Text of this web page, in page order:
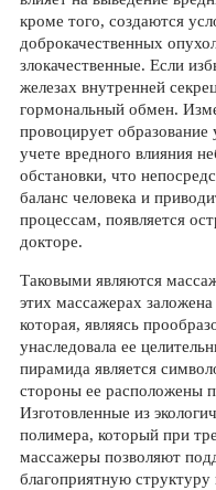
кроме того, создаются
доброкачественных
злокачественные. Если
железах внутренней
гормональный обмен.
провоцирует
учете вредного влияния
обстановки, что
баланс человека и
процессам, появляется
докторе.
Таковыми являются
этих массажерах
которая, являясь
унаследовала ее
пирамида является
стороны ее расположены
Изготовленные из
полимера, который при
массажеры позволяют
благоприятную